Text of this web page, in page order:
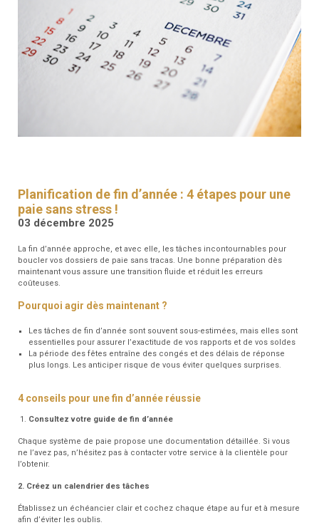
RESSOURCES
SANTÉ
RENDEZ-
Planification de fin d’année : 4 étapes pour une
paie sans stress !
03 décembre 2025
La fin d’année approche, et avec elle, les tâches incontournables pour
boucler vos dossiers de paie sans tracas. Une bonne préparation dès
maintenant vous assure une transition fluide et réduit les erreurs
coûteuses.
Pourquoi agir dès maintenant ?
Les tâches de fin d’année sont souvent sous-estimées, mais elles sont
essentielles pour assurer l’exactitude de vos rapports et de vos soldes
La période des fêtes entraîne des congés et des délais de réponse
plus longs. Les anticiper risque de vous éviter quelques surprises.
4 conseils pour une fin d’année réussie
Consultez votre guide de fin d’année
Chaque système de paie propose une documentation détaillée. Si vous
ne l’avez pas, n’hésitez pas à contacter votre service à la clientèle pour
l’obtenir.
2. Créez un calendrier des tâches
Établissez un échéancier clair et cochez chaque étape au fur et à mesure
afin d’éviter les oublis.